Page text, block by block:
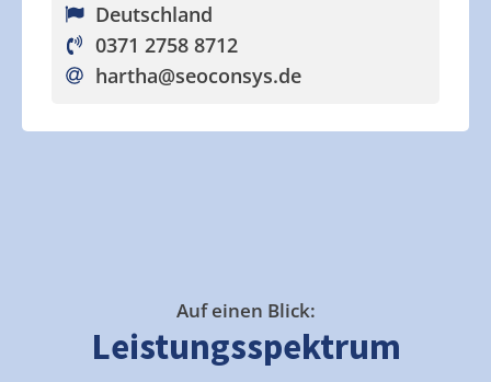
Deutschland
0371 2758 8712
hartha@seoconsys.de
Auf einen Blick:
Leistungsspektrum